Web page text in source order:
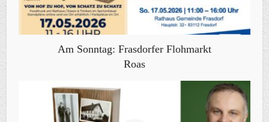
Am Sonntag: Frasdorfer Flohmarkt
Roas